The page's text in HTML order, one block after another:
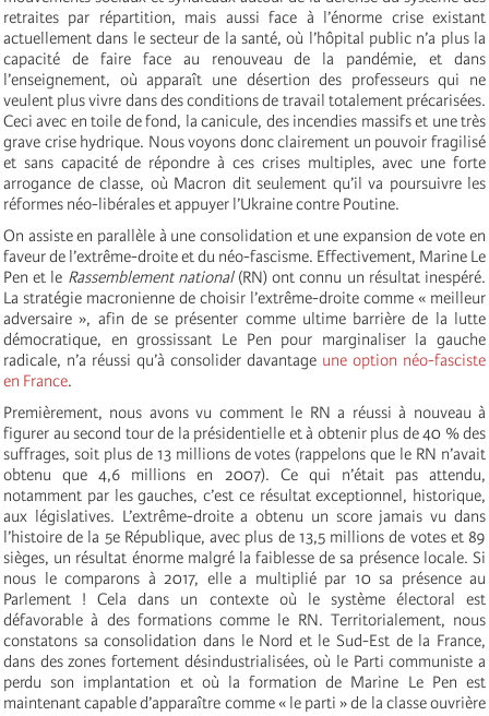
retraites par répartition, mais aussi face à l’énorme crise existant
actuellement dans le secteur de la santé, où l’hôpital public n’a plus la
capacité de faire face au renouveau de la pandémie, et dans
l’enseignement, où apparaît une désertion des professeurs qui ne
veulent plus vivre dans des conditions de travail totalement précarisées.
Ceci avec en toile de fond, la canicule, des incendies massifs et une très
grave crise hydrique. Nous voyons donc clairement un pouvoir fragilisé
et sans capacité de répondre à ces crises multiples, avec une forte
arrogance de classe, où Macron dit seulement qu’il va poursuivre les
réformes néo-libérales et appuyer l’Ukraine contre Poutine.
On assiste en parallèle à une consolidation et une expansion de vote en
faveur de l’extrême-droite et du néo-fascisme. Effectivement, Marine Le
Pen et le Rassemblement national(RN) ont connu un résultat inespéré.
La stratégie macronienne de choisir l’extrême-droite comme « meilleur
adversaire », afin de se présenter comme ultime barrière de la lutte
démocratique, en grossissant Le Pen pour marginaliser la gauche
radicale, n’a réussi qu’à consolider davantage une option néo-fasciste
en France.
Premièrement, nous avons vu comment le RN a réussi à nouveau à
figurer au second tour de la présidentielle et à obtenir plus de 40 % des
suffrages, soit plus de 13 millions de votes (rappelons que le RN n’avait
obtenu que 4,6 millions en 2007). Ce qui n’était pas attendu,
notamment par les gauches, c’est ce résultat exceptionnel, historique,
aux législatives. L’extrême-droite a obtenu un score jamais vu dans
l’histoire de la 5e République, avec plus de 13,5 millions de votes et 89
sièges, un résultat énorme malgré la faiblesse de sa présence locale. Si
nous le comparons à 2017, elle a multiplié par 10 sa présence au
Parlement ! Cela dans un contexte où le système électoral est
défavorable à des formations comme le RN. Territorialement, nous
constatons sa consolidation dans le Nord et le Sud-Est de la France,
dans des zones fortement désindustrialisées, où le Parti communiste a
perdu son implantation et où la formation de Marine Le Pen est
maintenant capable d’apparaître comme « le parti » de la classe ouvrière